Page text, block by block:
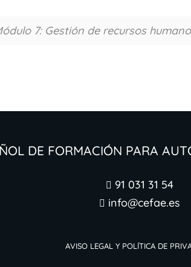
7: Gestión de recursos
de Formación para
 91 031 31 54
 info@cefae.es
Aviso legal y Política de